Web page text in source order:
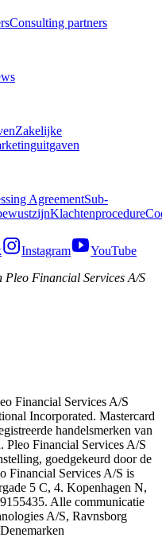
Consulting partners
Zakelijke
AgreementSub-
Klachtenprocedure
Instagram
YouTube
Pleo Financial Services A/S
Financial Services A/S
Incorporated. Mastercard
handelsmerken van
Pleo Financial Services A/S
goedgekeurd door de
Financial Services A/S is
5 C, 4. Kopenhagen N,
Alle communicatie
A/S, Ravnsborg